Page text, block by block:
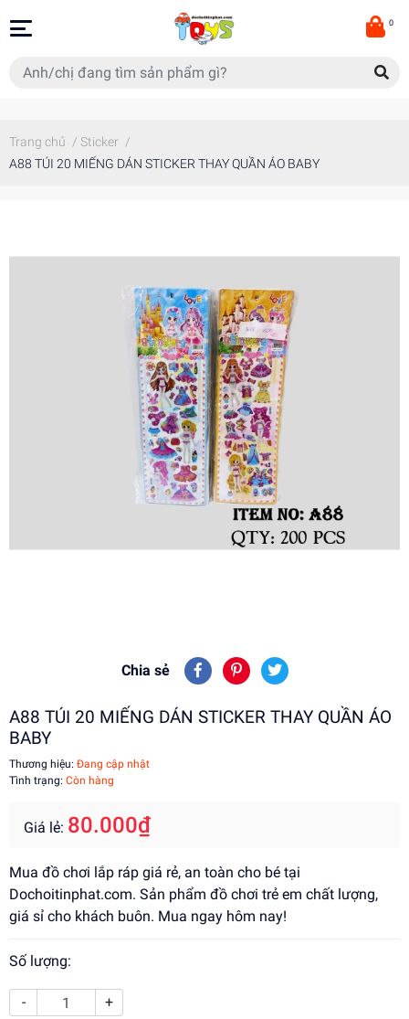
0
Trang chủ / Sticker /
A88 TÚI 20 MIẾNG DÁN STICKER THAY QUẦN ÁO BABY
Chia sẻ
A88 TÚI 20 MIẾNG DÁN STICKER THAY QUẦN ÁO
BABY
Thương hiệu: Đang cập nhật
Tình trạng: Còn hàng
Giá lẻ: 80.000₫
Mua đồ chơi lắp ráp giá rẻ, an toàn cho bé tại
Dochoitinphat.com. Sản phẩm đồ chơi trẻ em chất lượng,
giá sỉ cho khách buôn. Mua ngay hôm nay!
Số lượng:
- +